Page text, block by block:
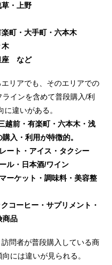
・上野
町・大手町・六本木
木
座 など
リアでも、そのエリアでの
インを含めて普段購入/利
違いがある。
越前・有楽町・六本木・浅
入・利用が特徴的。
ート・アイス・タクシー
ル・日本酒/ワイン
ーケット・調味料・美容整
コーヒー・サプリメント・
商品
問者が普段購入している商
には違いが見られる。